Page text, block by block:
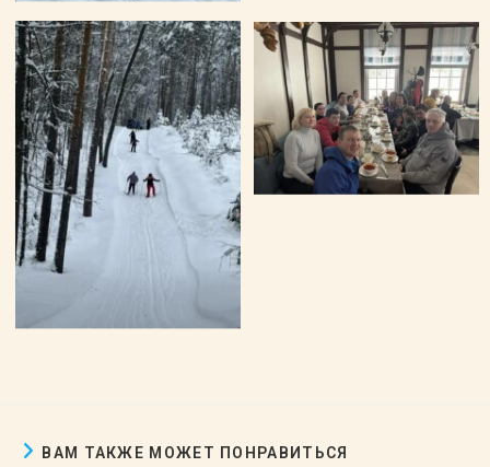
ВАМ ТАКЖЕ МОЖЕТ ПОНРАВИТЬСЯ